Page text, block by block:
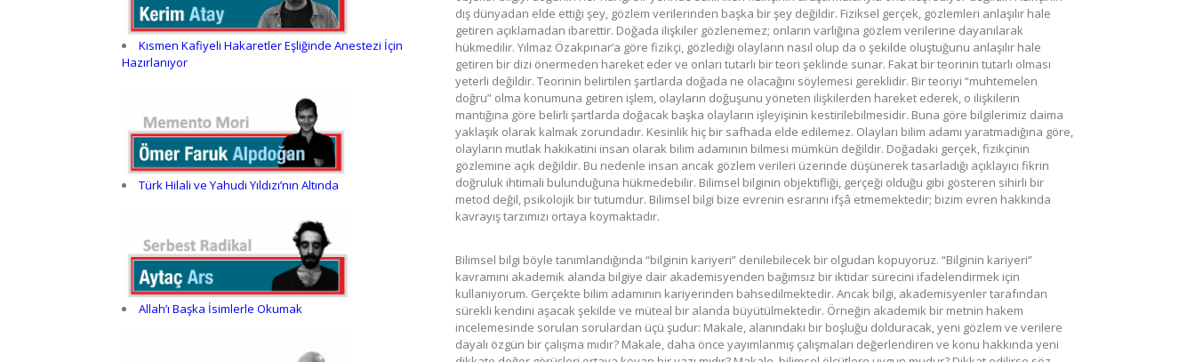
dış dünyadan elde ettiği şey, gözlem verilerinden başka bir şey değildir. Fiziksel gerçek, gözlemleri anlaşılır hale
getiren açıklamadan ibarettir. Doğada ilişkiler gözlenemez; onların varlığına gözlem verilerine dayanılarak
hükmedilir. Yılmaz Özakpınar’a göre fizikçi, gözlediği olayların nasıl olup da o şekilde oluştuğunu anlaşılır hale
getiren bir dizi önermeden hareket eder ve onları tutarlı bir teori şeklinde sunar. Fakat bir teorinin tutarlı olması
yeterli değildir. Teorinin belirtilen şartlarda doğada ne olacağını söylemesi gereklidir. Bir teoriyi “muhtemelen
doğru” olma konumuna getiren işlem, olayların doğuşunu yöneten ilişkilerden hareket ederek, o ilişkilerin
mantığına göre belirli şartlarda doğacak başka olayların işleyişinin kestirilebilmesidir. Buna göre bilgilerimiz daima
yaklaşık olarak kalmak zorundadır. Kesinlik hiç bir safhada elde edilemez. Olayları bilim adamı yaratmadığına göre,
olayların mutlak hakikatini insan olarak bilim adamının bilmesi mümkün değildir. Doğadaki gerçek, fizikçinin
gözlemine açık değildir. Bu nedenle insan ancak gözlem verileri üzerinde düşünerek tasarladığı açıklayıcı fikrin
doğruluk ihtimali bulunduğuna hükmedebilir. Bilimsel bilginin objektifliği, gerçeği olduğu gibi gösteren sihirli bir
metod değil, psikolojik bir tutumdur. Bilimsel bilgi bize evrenin esrarını ifşâ etmemektedir; bizim evren hakkında
kavrayış tarzımızı ortaya koymaktadır.
Bilimsel bilgi böyle tanımlandığında “bilginin kariyeri” denilebilecek bir olgudan kopuyoruz. “Bilginin kariyeri”
kavramını akademik alanda bilgiye dair akademisyenden bağımsız bir iktidar sürecini ifadelendirmek için
kullanıyorum. Gerçekte bilim adamının kariyerinden bahsedilmektedir. Ancak bilgi, akademisyenler tarafından
sürekli kendini aşacak şekilde ve müteal bir alanda büyütülmektedir. Örneğin akademik bir metnin hakem
incelemesinde sorulan sorulardan üçü şudur: Makale, alanındaki bir boşluğu dolduracak, yeni gözlem ve verilere
dayalı özgün bir çalışma mıdır? Makale, daha önce yayımlanmış çalışmaları değerlendiren ve konu hakkında yeni
Kısmen Kafiyeli Hakaretler Eşliğinde Anestezi İçin
Hazırlanıyor
Türk Hilali ve Yahudi Yıldızı’nın Altında
Allah’ı Başka İsimlerle Okumak